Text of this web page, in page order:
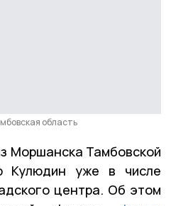
область
Моршанска Тамбовской
Кулюдин уже в числе
центра. Об этом